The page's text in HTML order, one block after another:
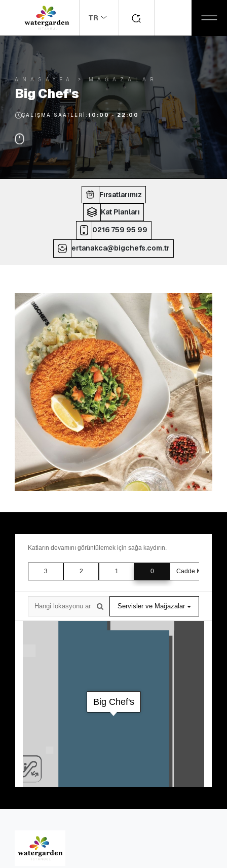
TR
ANASAYFA MAĞAZALAR
Big Chef's
ÇALIŞMA SAATLERI:10:00 - 22:00
Fırsatlarımız
Kat Planları
0216 759 95 99
ertanakca@bigchefs.com.tr